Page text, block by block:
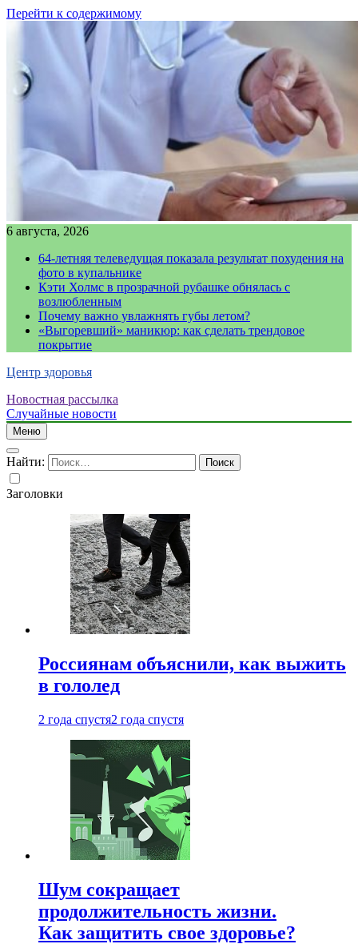
Перейти к содержимому
6 августа, 2026
64-летняя телеведущая показала результат похудения на
фото в купальнике
Кэти Холмс в прозрачной рубашке обнялась с
возлюбленным
Почему важно увлажнять губы летом?
«Выгоревший» маникюр: как сделать трендовое
покрытие
Центр здоровья
Новостная рассылка
Случайные новости
Меню
Найти:
Заголовки
Россиянам объяснили, как выжить
в гололед
2 года спустя2 года спустя
Шум сокращает
продолжительность жизни.
Как защитить свое здоровье?